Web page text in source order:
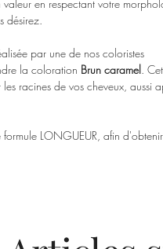
en respectant votre
désirez.
par une de nos coloristes
la coloration Brun caramel.
racines de vos cheveux, aussi
LONGUEUR, afin